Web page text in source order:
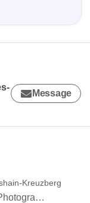
Message
Kreuzberg
Nina Reinsdorf Photography